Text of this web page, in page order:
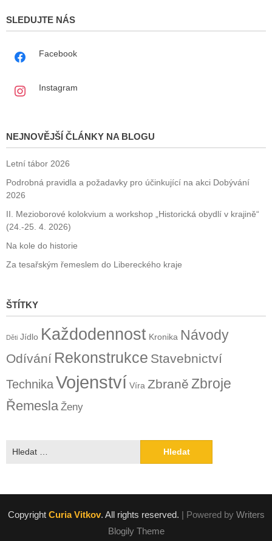
SLEDUJTE NÁS
Facebook
Instagram
NEJNOVĚJŠÍ ČLÁNKY NA BLOGU
Letní tábor 2026
Podrobná pravidla a požadavky pro účinkující na akci Dobývání
2026
II. Mezioborové kolokvium a workshop „Historická obydlí v krajině“
(24.-25. 4. 2026)
Na kole do historie
Za tesařským řemeslem do Libereckého kraje
ŠTÍTKY
Děti Jídlo Každodennost Kronika Návody
Odívání Rekonstrukce Stavebnictví
TechnikaVojenství Víra Zbraně Zbroje
Řemesla Ženy
Copyright Curia Vitkov. All rights reserved. | Powered by Writers
Blogily Theme